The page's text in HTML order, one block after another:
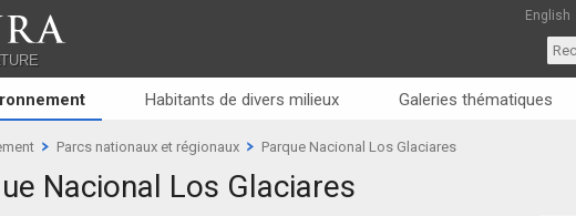
English
Habitants de divers milieux Galeries thématiques
Parcs nationaux et régionaux Parque Nacional Los Glaciares
Nacional Los Glaciares